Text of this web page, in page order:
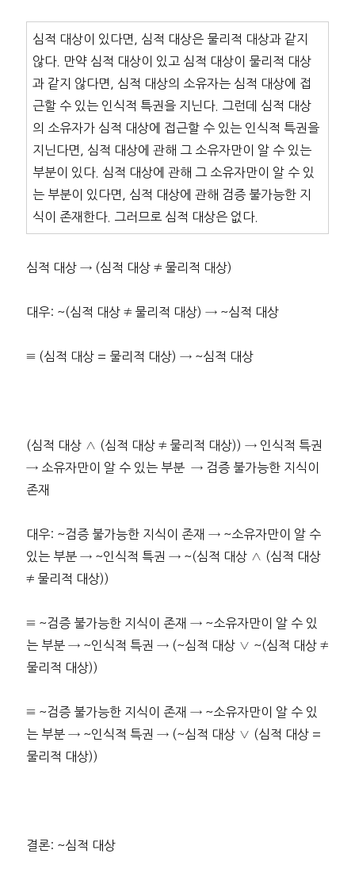
심적 대상이 있다면, 심적 대상은 물리적 대상과 같지
않다. 만약 심적 대상이 있고 심적 대상이 물리적 대상
과 같지 않다면, 심적 대상의 소유자는 심적 대상에 접
근할 수 있는 인식적 특권을 지닌다. 그런데 심적 대상
의 소유자가 심적 대상에 접근할 수 있는 인식적 특권을
지닌다면, 심적 대상에 관해 그 소유자만이 알 수 있는
부분이 있다. 심적 대상에 관해 그 소유자만이 알 수 있
는 부분이 있다면, 심적 대상에 관해 검증 불가능한 지
식이 존재한다. 그러므로 심적 대상은 없다.
심적 대상 → (심적 대상 ≠ 물리적 대상)
대우: ~(심적 대상 ≠ 물리적 대상) → ~심적 대상
≡ (심적 대상 = 물리적 대상) → ~심적 대상
(심적 대상 ∧ (심적 대상 ≠ 물리적 대상)) → 인식적 특권
→ 소유자만이 알 수 있는 부분 → 검증 불가능한 지식이
존재
대우: ~검증 불가능한 지식이 존재 → ~소유자만이 알 수
있는 부분 → ~인식적 특권 → ~(심적 대상 ∧ (심적 대상
≠ 물리적 대상))
≡ ~검증 불가능한 지식이 존재 → ~소유자만이 알 수 있
는 부분 → ~인식적 특권 → (~심적 대상 ∨ ~(심적 대상 ≠
물리적 대상))
≡ ~검증 불가능한 지식이 존재 → ~소유자만이 알 수 있
는 부분 → ~인식적 특권 → (~심적 대상 ∨ (심적 대상 =
물리적 대상))
결론: ~심적 대상